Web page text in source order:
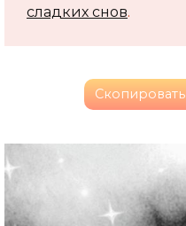
сладких снов.
Скопировать